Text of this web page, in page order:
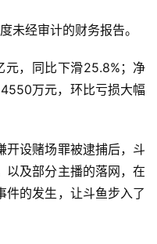
未经审计的财务报告。
，同比下滑25.8%；净
万元，环比亏损大幅
开设赌场罪被逮捕后，斗
以及部分主播的落网，在
件的发生，让斗鱼步入了